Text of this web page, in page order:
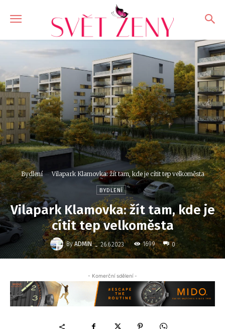
Bydlení Vilapark Klamovka: žít tam, kde je cítit tep velkoměsta
BYDLENÍ
Vilapark Klamovka: žít tam, kde je
cítit tep velkoměsta
By ADMIN - 26.6.2023 1699 0
- Komerční sdělení -